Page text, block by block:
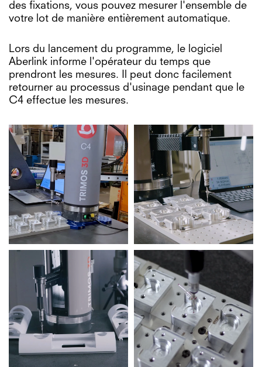
des fixations, vous pouvez mesurer l'ensemble de
votre lot de manière entièrement automatique.
Lors du lancement du programme, le logiciel
Aberlink informe l'opérateur du temps que
prendront les mesures. Il peut donc facilement
retourner au processus d'usinage pendant que le
C4 effectue les mesures.